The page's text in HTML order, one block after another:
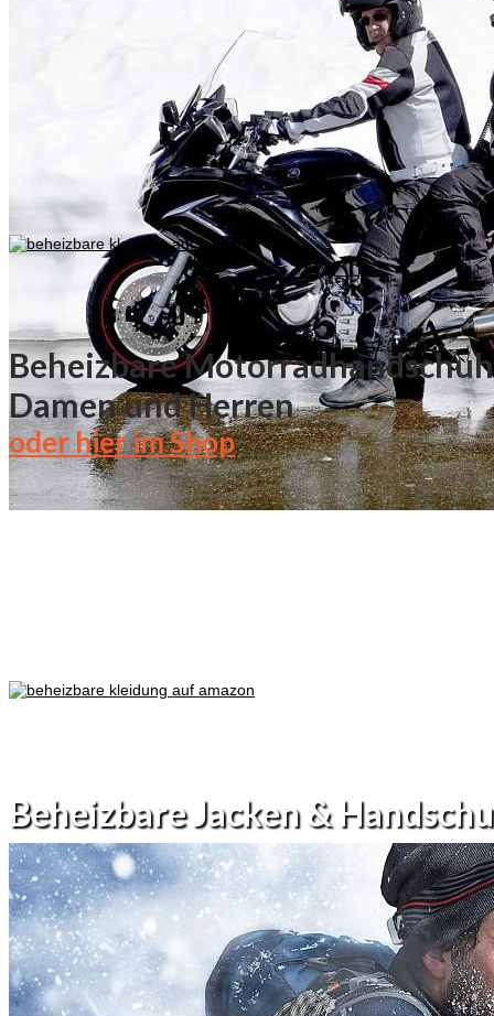
Beheizbare
Damen und Herren
oder hier im Shop
Beheizbare Jacken &
Winter zum Wandern,
Bestpreis hier im
Shop